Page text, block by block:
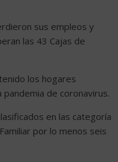
sus empleos y
las 43 Cajas de
los hogares
pandemia de coronavirus.
en las categoría
por lo menos seis